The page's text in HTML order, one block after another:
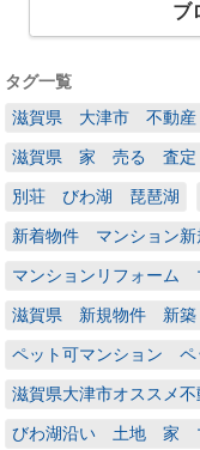
ブ
タグ一覧
滋賀県 大津市 不動産
滋賀県 家 売る 査
別荘 びわ湖 琵琶湖
新着物件 マンション新
マンションリフォーム
滋賀県 新規物件 新築
ペット可マンション ペ
滋賀県大津市オススメ不
びわ湖沿い 土地 家